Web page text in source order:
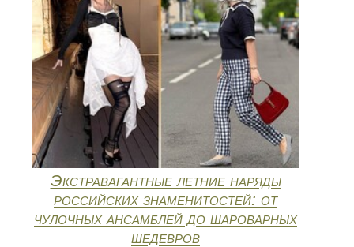
Экстравагантные летние наряды
российских знаменитостей: от
чулочных ансамблей до шароварных
шедевров